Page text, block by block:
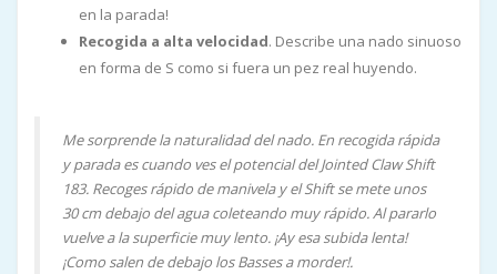
en la parada!
Recogida a alta velocidad. Describe una nado sinuoso
en forma de S como si fuera un pez real huyendo.
Me sorprende la naturalidad del nado. En recogida rápida
y parada es cuando ves el potencial del Jointed Claw Shift
183. Recoges rápido de manivela y el Shift se mete unos
30 cm debajo del agua coleteando muy rápido. Al pararlo
vuelve a la superficie muy lento. ¡Ay esa subida lenta!
¡Como salen de debajo los Basses a morder!.